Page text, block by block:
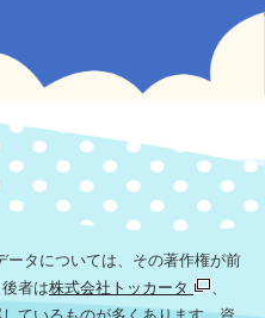
ータについては、その著作権が前
者は株式会社トッカータ
、